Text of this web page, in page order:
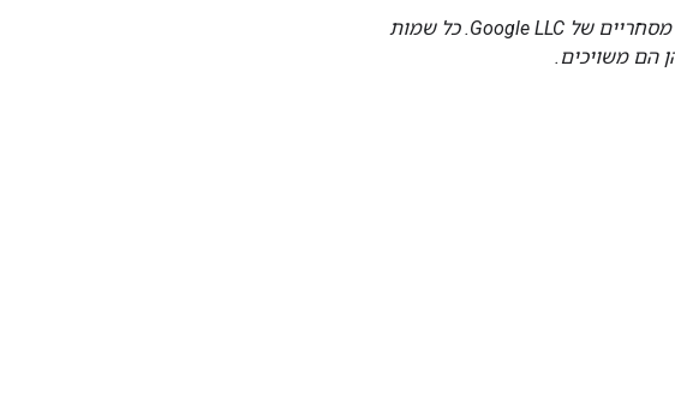
Google‏, Google Workspace וסימנים וסמלי לוגו קשורים הם סימנים מסחריים של Google LLC. כל שמות
הם משויכים.